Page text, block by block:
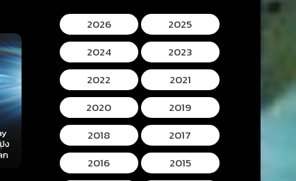
Hokum (2026) ห้อง
กุมวิญญาณ
Mortal Kombat II
(2026) มอร์ทัล คอม
แบท 2
2026
2025
2024
2023
2022
2021
2020
2019
2018
2017
2016
2015